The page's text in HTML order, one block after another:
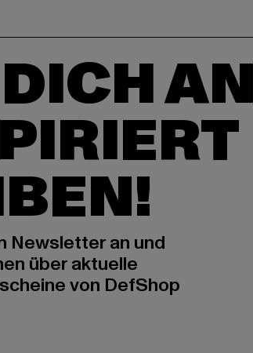
Newsletter an und
über aktuelle
von DefShop